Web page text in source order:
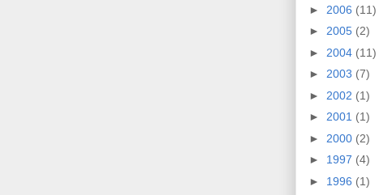
► 2006 (11)
► 2005 (2)
► 2004 (11)
► 2003 (7)
► 2002 (1)
► 2001 (1)
► 2000 (2)
► 1997 (4)
► 1996 (1)